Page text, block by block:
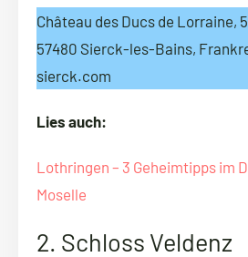
Château des Ducs de Lorraine,
57480 Sierck-les-Bains,
sierck.com
Lies auch:
Lothringen – 3 Geheimtipps im
Moselle
2. Schloss Veldenz